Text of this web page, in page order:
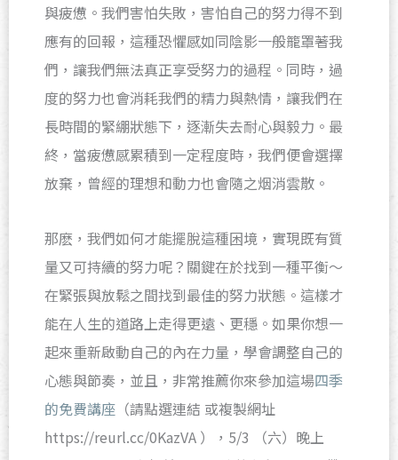
與疲憊。我們害怕失敗，害怕自己的努力得不到
應有的回報，這種恐懼感如同陰影一般籠罩著我
們，讓我們無法真正享受努力的過程。同時，過
度的努力也會消耗我們的精力與熱情，讓我們在
長時間的緊綳狀態下，逐漸失去耐心與毅力。最
終，當疲憊感累積到一定程度時，我們便會選擇
放棄，曾經的理想和動力也會隨之烟消雲散。
那麽，我們如何才能擺脫這種困境，實現既有質
量又可持續的努力呢？關鍵在於找到一種平衡～
在緊張與放鬆之間找到最佳的努力狀態。這樣才
能在人生的道路上走得更遠、更穩。如果你想一
起來重新啟動自己的內在力量，學會調整自己的
心態與節奏，並且，非常推薦你來參加這場四季
的免費講座 （請點選連結 或複製網址
https://reurl.cc/0KazVA ），5/3 （六）晚上